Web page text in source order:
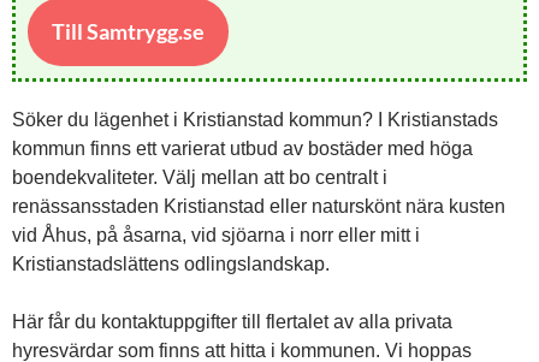
Till Samtrygg.se
Söker du lägenhet i Kristianstad kommun? I Kristianstads
kommun finns ett varierat utbud av bostäder med höga
boendekvaliteter. Välj mellan att bo centralt i
renässansstaden Kristianstad eller naturskönt nära kusten
vid Åhus, på åsarna, vid sjöarna i norr eller mitt i
Kristianstadslättens odlingslandskap.
Här får du kontaktuppgifter till flertalet av alla privata
hyresvärdar som finns att hitta i kommunen. Vi hoppas